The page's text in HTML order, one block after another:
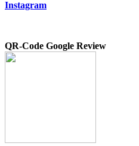
Instagram
QR-Code Google Review